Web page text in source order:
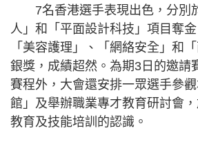
7名香港選手表現出色，分別
人」和「平面設計科技」項目奪
「美容護理」、「網絡安全」和
銀獎，成績超然。為期3日的邀請
賽程外，大會還安排一眾選手參
館」及舉辦職業專才教育研討會
教育及技能培訓的認識。